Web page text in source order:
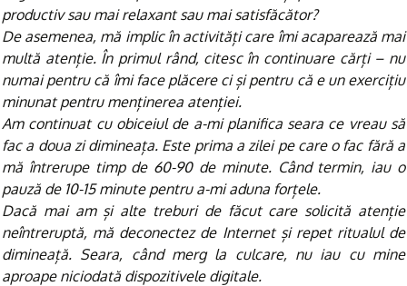
productiv sau mai relaxant sau mai satisfăcător?
De asemenea, mă implic în activități care îmi acaparează mai
multă atenție. În primul rând, citesc în continuare cărți – nu
numai pentru că îmi face plăcere ci și pentru că e un exercițiu
minunat pentru menținerea atenției.
Am continuat cu obiceiul de a-mi planifica seara ce vreau să
fac a doua zi dimineața. Este prima a zilei pe care o fac fără a
mă întrerupe timp de 60-90 de minute. Când termin, iau o
pauză de 10-15 minute pentru a-mi aduna forțele.
Dacă mai am și alte treburi de făcut care solicită atenție
neîntreruptă, mă deconectez de Internet și repet ritualul de
dimineață. Seara, când merg la culcare, nu iau cu mine
aproape niciodată dispozitivele digitale.